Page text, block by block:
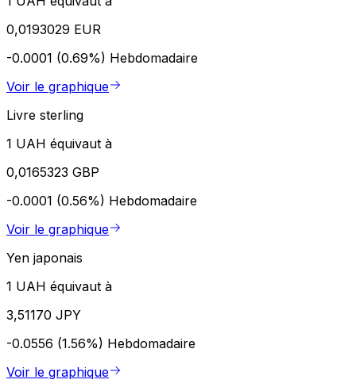
0,0193029 EUR
-0.0001 (0.69%) Hebdomadaire
Voir le graphique
Livre sterling
1 UAH équivaut à
0,0165323 GBP
-0.0001 (0.56%) Hebdomadaire
Voir le graphique
Yen japonais
1 UAH équivaut à
3,51170 JPY
-0.0556 (1.56%) Hebdomadaire
Voir le graphique